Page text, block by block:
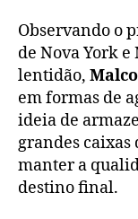
Observando o
de Nova York
lentidão,
em formas de
ideia de
grandes caixas
manter a
destino final.